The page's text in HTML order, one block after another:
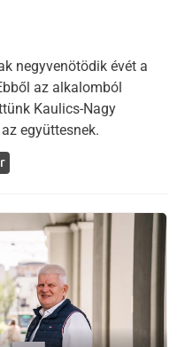
negyvenötödik évét a
az alkalomból
Kaulics-Nagy
együttesnek.